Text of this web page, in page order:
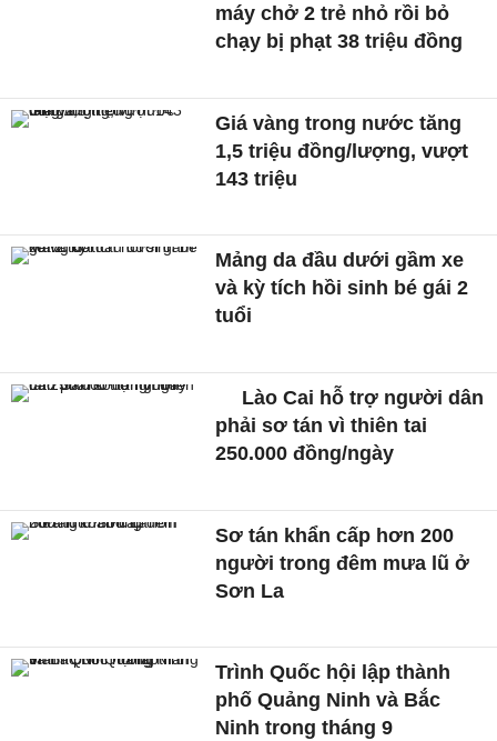
máy chở 2 trẻ nhỏ rồi bỏ
chạy bị phạt 38 triệu đồng
Giá vàng trong nước tăng
1,5 triệu đồng/lượng, vượt
143 triệu
Mảng da đầu dưới gầm xe
và kỳ tích hồi sinh bé gái 2
tuổi
Lào Cai hỗ trợ người dân
phải sơ tán vì thiên tai
250.000 đồng/ngày
Sơ tán khẩn cấp hơn 200
người trong đêm mưa lũ ở
Sơn La
Trình Quốc hội lập thành
phố Quảng Ninh và Bắc
Ninh trong tháng 9